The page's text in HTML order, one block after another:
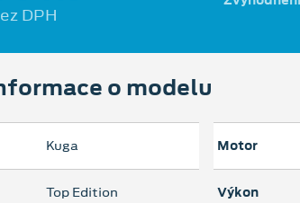
DPH
o modelu
Kuga
Top Edition
Motor
Výkon